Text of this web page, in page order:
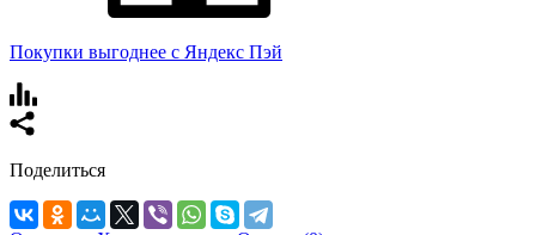
Покупки выгоднее с Яндекс Пэй
Поделиться